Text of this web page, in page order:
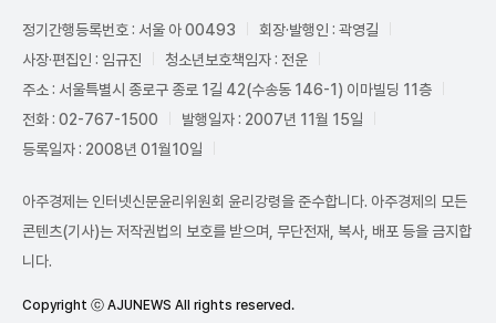
정기간행등록번호 : 서울 아 00493
회장·발행인 : 곽영길
사장·편집인 : 임규진
청소년보호책임자 : 전운
주소 : 서울특별시 종로구 종로 1길 42(수송동 146-1) 이마빌딩 11층
전화 : 02-767-1500
발행일자 : 2007년 11월 15일
등록일자 : 2008년 01월10일
아주경제는 인터넷신문윤리위원회 윤리강령을 준수합니다. 아주경제의 모든
콘텐츠(기사)는 저작권법의 보호를 받으며, 무단전재, 복사, 배포 등을 금지합
니다.
Copyright ⓒ AJUNEWS All rights reserved.